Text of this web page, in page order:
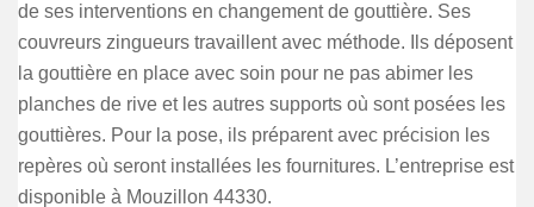
de ses interventions en changement de gouttière. Ses
couvreurs zingueurs travaillent avec méthode. Ils déposent
la gouttière en place avec soin pour ne pas abimer les
planches de rive et les autres supports où sont posées les
gouttières. Pour la pose, ils préparent avec précision les
repères où seront installées les fournitures. L’entreprise est
disponible à Mouzillon 44330.